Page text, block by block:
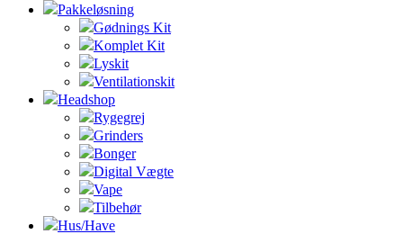
Pakkeløsning
Gødnings Kit
Komplet Kit
Lyskit
Ventilationskit
Headshop
Rygegrej
Grinders
Bonger
Digital Vægte
Vape
Tilbehør
Hus/Have